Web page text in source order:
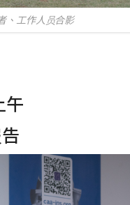
、工作人员合影
午